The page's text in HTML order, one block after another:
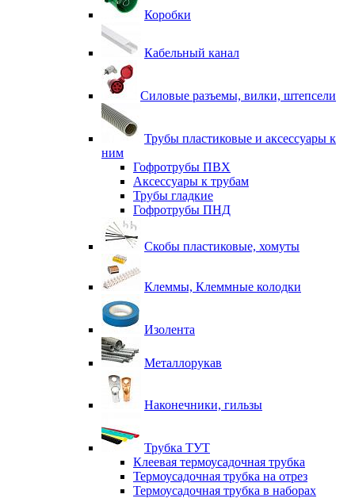
Коробки
Кабельный канал
Силовые разъемы, вилки, штепсели
Трубы пластиковые и аксессуары к
ним
Гофротрубы ПВХ
Аксессуары к трубам
Трубы гладкие
Гофротрубы ПНД
Скобы пластиковые, хомуты
Клеммы, Клеммные колодки
Изолента
Металлорукав
Наконечники, гильзы
Трубка ТУТ
Клеевая термоусадочная трубка
Термоусадочная трубка на отрез
Термоусадочная трубка в наборах